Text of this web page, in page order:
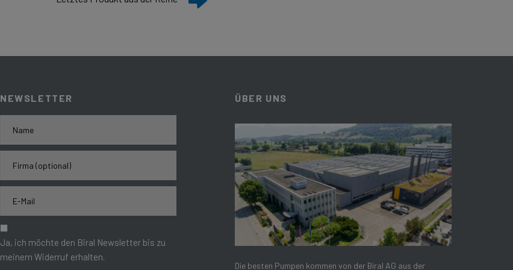
NEWSLETTER
Ja, ich möchte den Biral Newsletter bis zu
meinem Widerruf erhalten.
ÜBER UNS
Die besten Pumpen kommen von der Biral AG aus der